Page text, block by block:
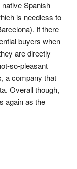
Spanish
is needless to
If there
buyers when
are directly
so-pleasant
a company that
Overall though,
again as the